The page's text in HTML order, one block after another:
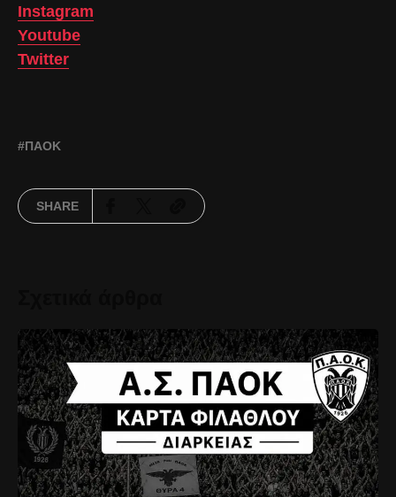
Instagram
Youtube
Twitter
ΠΑΟΚ
SHARE